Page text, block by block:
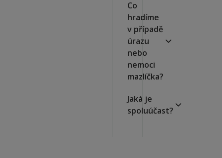
Co
hradíme
v případě
úrazu
nebo
nemoci
mazlíčka?
Jaká je
spoluúčast?